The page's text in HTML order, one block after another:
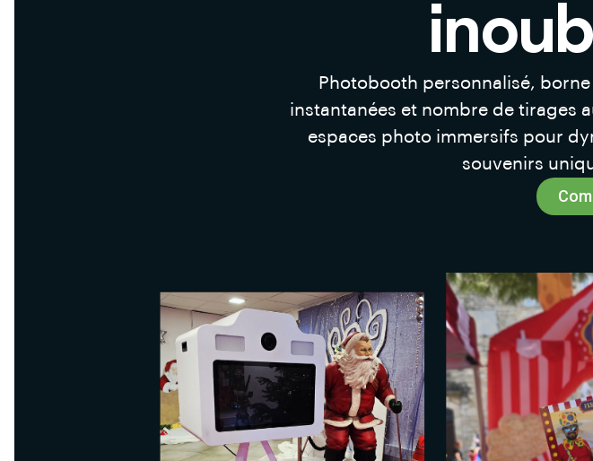
Photobooth personnalisé,
instantanées et nombre de tirages
espaces photo immersifs pour
souvenirs